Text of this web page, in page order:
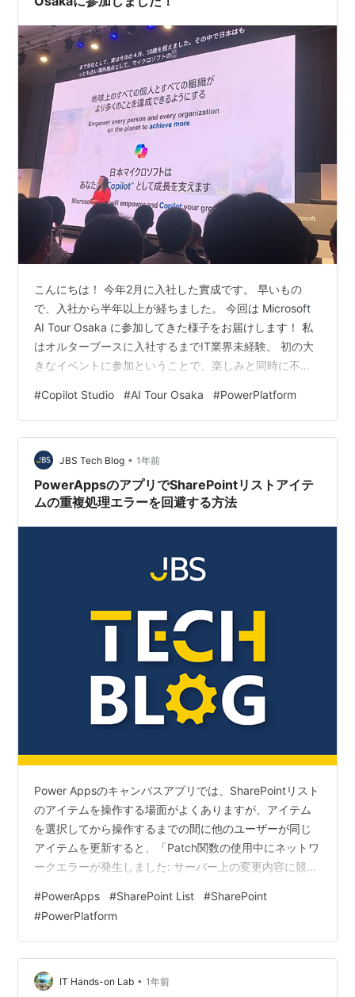
こんにちは！ 今年2月に入社した實成です。 早いもの
で、入社から半年以上が経ちました。 今回は Microsoft
AI Tour Osaka に参加してきた様子をお届けします！ 私
はオルターブースに入社するまでIT業界未経験。 初の大
きなイベントに参加ということで、楽しみと同時に不安
た！」という気持ちでいっぱいでした！ 今回の記事では
ローコード、特にCopilot Studioの内容をメインにお話し
ていきます。 会場の様子 当日はイベント1時間前には受
付に到着したのですがすでに行列が...！ 初参加というこ
ともあり前で見たいと思い早めに来たつも…
#Copilot Studio #AI Tour Osaka #PowerPlatform
JBS Tech Blog • 1年前
PowerAppsのアプリでSharePointリストアイテ
ムの重複処理エラーを回避する方法
Power Appsのキャンバスアプリでは、SharePointリスト
のアイテムを操作する場面がよくありますが、アイテム
を選択してから操作するまでの間に他のユーザーが同じ
アイテムを更新すると、「Patch関数の使用中にネットワ
ークエラーが発生しました: サーバー上の変更内容に競合
が発生してしまいます。 本記事では、アイテム重複操作
のエラーを回避する方法をご紹介します。 前提 設定内容
設定手順 結果 注意点 まとめ 前提 今回は、下記の通りの
SharePointリストとキャンバスアプリを用意します。
SharePointリスト Power Ap…
#PowerApps #SharePoint List #SharePoint
#PowerPlatform
IT Hands-on Lab • 1年前